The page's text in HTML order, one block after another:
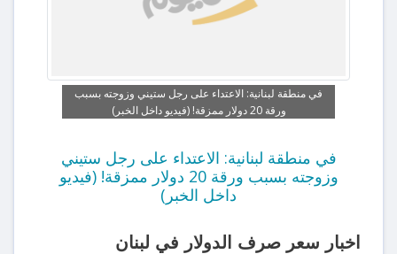
في منطقة لبنانية: الاعتداء على رجل ستيني وزوجته بسبب
ورقة 20 دولار ممزقة! (فيديو داخل الخبر)
في منطقة لبنانية: الاعتداء على رجل ستيني
وزوجته بسبب ورقة 20 دولار ممزقة! (فيديو
داخل الخبر)
اخبار سعر صرف الدولار في لبنان